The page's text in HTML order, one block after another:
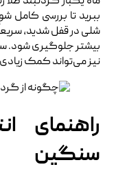
ببرید تا بررسی کامل
شلی در قفل شدید،
بیشتر جلوگیری شود.
نیز می‌تواند کمک
راهنمای
سنگین